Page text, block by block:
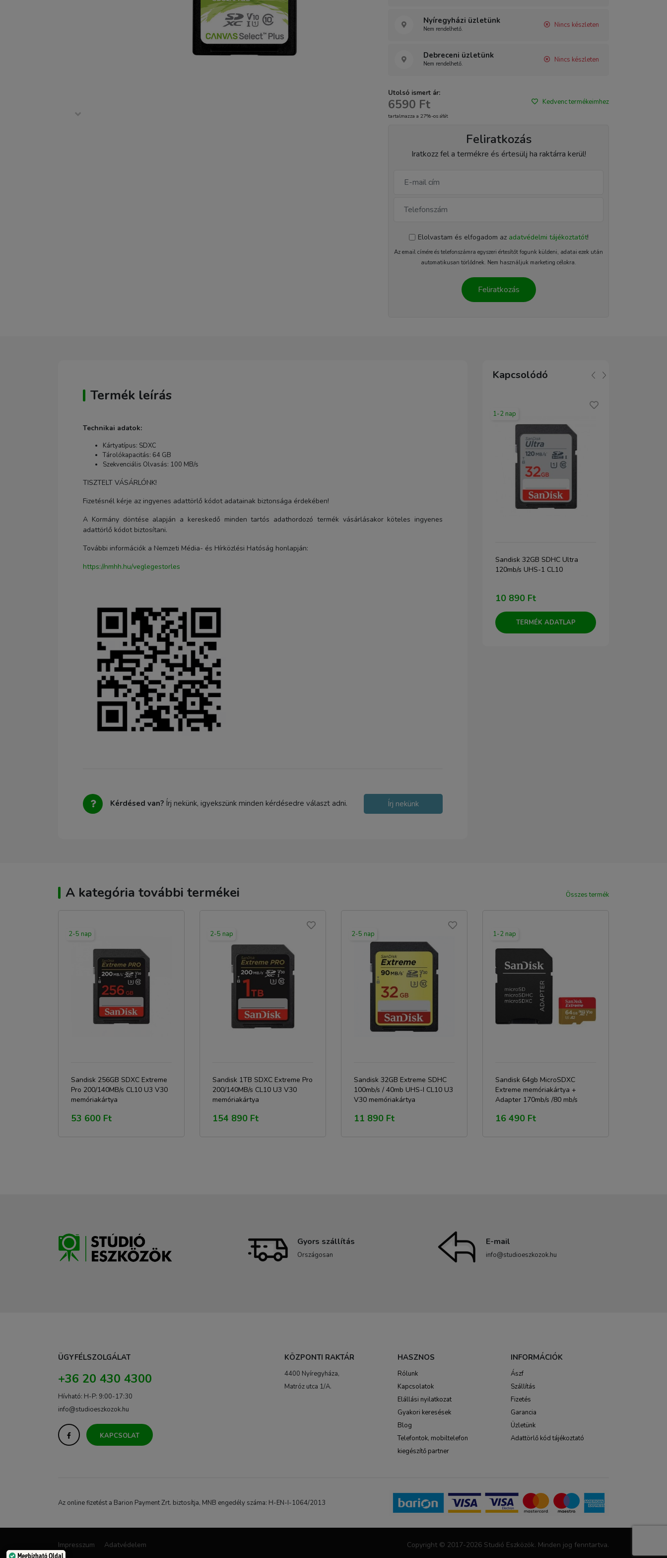
Nyíregyházi üzletünk
Nem rendelhető. Nincs készleten
Debreceni üzletünk
Nem rendelhető. Nincs készleten
Utolsó ismert ár:
6590 Ft
tartalmazza a 27%-os áfát
Kedvenc termékeimhez
Feliratkozás
Iratkozz fel a termékre és értesülj ha raktárra kerül!
Elolvastam és elfogadom az adatvédelmi tájékoztatót!
Az email címére és telefonszámra egyszeri értesítőt fogunk küldeni, adatai ezek után
automatikusan törlődnek. Nem használjuk marketing célokra.
Feliratkozás
Termék leírás
Technikai adatok:
Kártyatípus: SDXC
Tárolókapacitás: 64 GB
Szekvenciális Olvasás: 100 MB/s
TISZTELT VÁSÁRLÓNK!
Fizetésnél kérje az ingyenes adattörlő kódot adatainak biztonsága érdekében!
A Kormány döntése alapján a kereskedő minden tartós adathordozó termék vásárlásakor köteles ingyenes
adattörlő kódot biztosítani.
További információk a Nemzeti Média- és Hírközlési Hatóság honlapján:
https://nmhh.hu/veglegestorles
Kérdésed van? Írj nekünk, igyekszünk minden kérdésedre választ adni. Írj nekünk
Kapcsolódó
1-2 nap
Sandisk 32GB SDHC Ultra
120mb/s UHS-1 CL10
10 890 Ft
TERMÉK ADATLAP
A kategória további termékei Összes termék
2-5 nap
Sandisk 256GB SDXC Extreme
Pro 200/140MB/s CL10 U3 V30
memóriakártya
53 600 Ft
2-5 nap
Sandisk 1TB SDXC Extreme Pro
200/140MB/s CL10 U3 V30
memóriakártya
154 890 Ft
2-5 nap
Sandisk 32GB Extreme SDHC
100mb/s / 40mb UHS-I CL10 U3
V30 memóriakártya
11 890 Ft
1-2 nap
Sandisk 64gb MicroSDXC
Extreme memóriakártya +
Adapter 170mb/s /80 mb/s
Rescue Pro Deluxe szoftver
16 490 Ft
Gyors szállítás
Országosan
E-mail
info@studioeszkozok.hu
ÜGYFÉLSZOLGÁLAT
+36 20 430 4300
Hívható: H-P: 9:00-17:30
info@studioeszkozok.hu
KAPCSOLAT
KÖZPONTI RAKTÁR
4400 Nyíregyháza,
Matróz utca 1/A.
HASZNOS
Rólunk
Kapcsolatok
Elállási nyilatkozat
Gyakori keresések
Blog
Telefontok, mobiltelefon
kiegészítő partner
INFORMÁCIÓK
Ászf
Szállítás
Fizetés
Garancia
Üzletünk
Adattörlő kód tájékoztató
Az online fizetést a Barion Payment Zrt. biztosítja, MNB engedély száma: H-EN-I-1064/2013
Impresszum Adatvédelem Copyright © 2017-2026 Studió Eszközök. Minden jog fenntartva.